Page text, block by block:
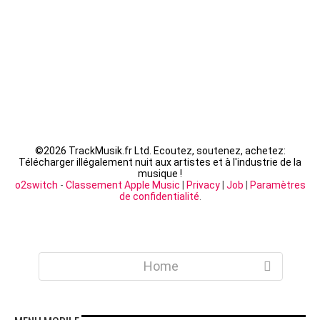
©2026 TrackMusik.fr Ltd. Ecoutez, soutenez, achetez:
Télécharger illégalement nuit aux artistes et à l'industrie de la
musique !
o2switch - Classement Apple Music Privacy| Job
Paramètres
de confidentialité
Home